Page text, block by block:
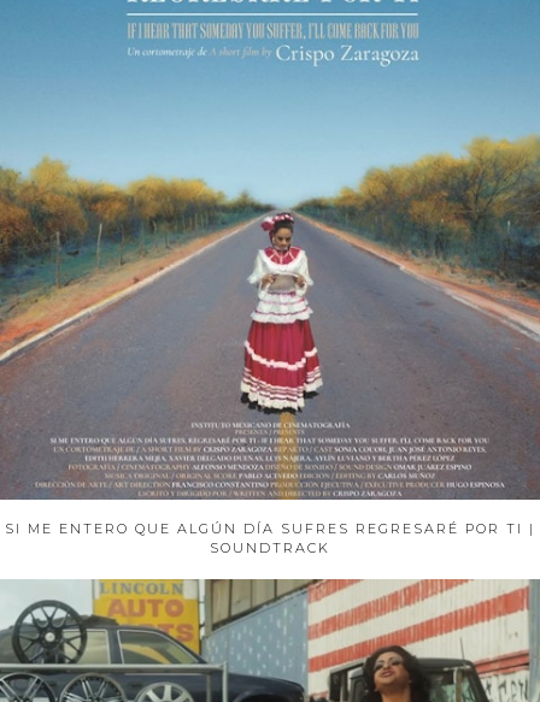
SI ME ENTERO QUE ALGÚN DÍA SUFRES REGRESARÉ POR TI |
SOUNDTRACK